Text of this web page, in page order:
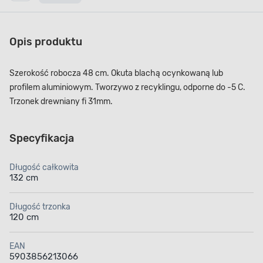
Opis produktu
Szerokość robocza 48 cm. Okuta blachą ocynkowaną lub
profilem aluminiowym. Tworzywo z recyklingu, odporne do -5 C.
Trzonek drewniany fi 31mm.
Specyfikacja
Długość całkowita
132 cm
Długość trzonka
120 cm
EAN
5903856213066